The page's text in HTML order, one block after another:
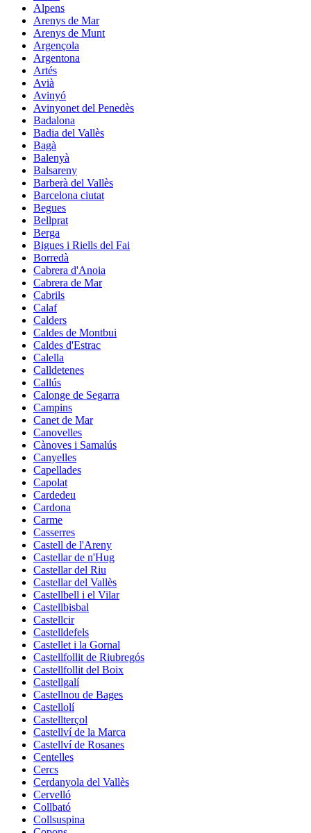
Alpens
Arenys de Mar
Arenys de Munt
Argençola
Argentona
Artés
Avià
Avinyó
Avinyonet del Penedès
Badalona
Badia del Vallès
Bagà
Balenyà
Balsareny
Barberà del Vallès
Barcelona ciutat
Begues
Bellprat
Berga
Bigues i Riells del Fai
Borredà
Cabrera d'Anoia
Cabrera de Mar
Cabrils
Calaf
Calders
Caldes de Montbui
Caldes d'Estrac
Calella
Calldetenes
Callús
Calonge de Segarra
Campins
Canet de Mar
Canovelles
Cànoves i Samalús
Canyelles
Capellades
Capolat
Cardedeu
Cardona
Carme
Casserres
Castell de l'Areny
Castellar de n'Hug
Castellar del Riu
Castellar del Vallès
Castellbell i el Vilar
Castellbisbal
Castellcir
Castelldefels
Castellet i la Gornal
Castellfollit de Riubregós
Castellfollit del Boix
Castellgalí
Castellnou de Bages
Castellolí
Castellterçol
Castellví de la Marca
Castellví de Rosanes
Centelles
Cercs
Cerdanyola del Vallès
Cervelló
Collbató
Collsuspina